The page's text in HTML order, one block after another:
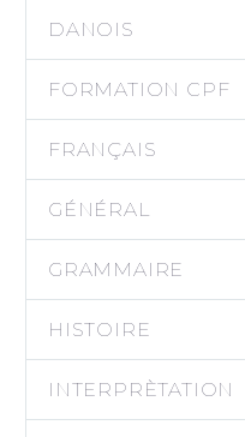
DANOIS
FORMATION CPF
FRANÇAIS
GÉNÉRAL
GRAMMAIRE
HISTOIRE
INTERPRÈTATION